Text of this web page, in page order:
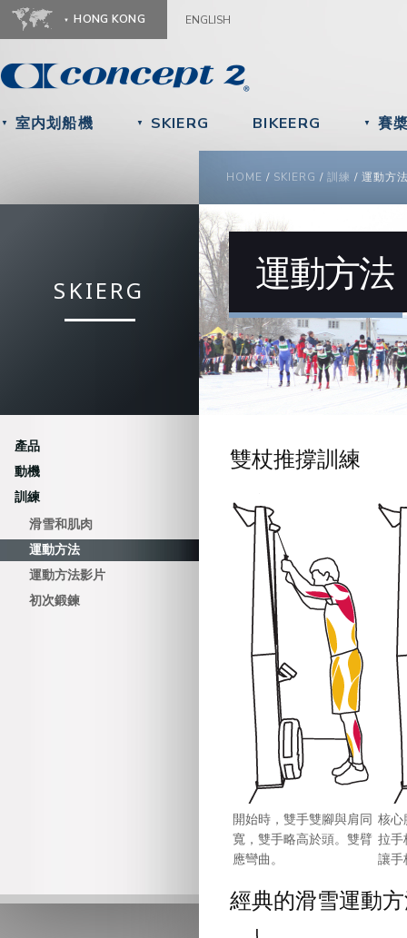
HONG KONG ENGLISH
▼ 室内划船機 ▼ SKIERG BIKEERG ▼ 賽
YOU ARE HERE
HOME / SKIERG / 訓練 / 運動方
SKIERG
產品
動機
訓練
滑雪和肌肉
運動方法
運動方法影片
初次鍛鍊
運動方法
雙杖推撐訓練
開始時，雙手雙腳與肩同
寬，雙手略高於頭。雙臂
應彎曲。
核心
拉手
讓手
經典的滑雪運動